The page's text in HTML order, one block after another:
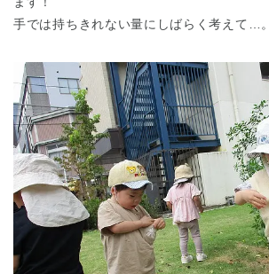
手では持ちきれない量にしばらく考えて…。